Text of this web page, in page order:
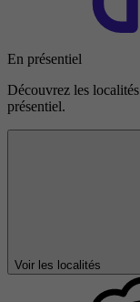
En présentiel
Découvrez les
présentiel.
Voir les localités